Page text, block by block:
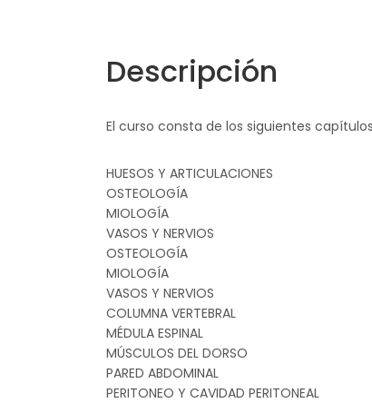
Descripción
El curso consta de los siguientes
HUESOS Y ARTICULACIONES
OSTEOLOGÍA
MIOLOGÍA
VASOS Y NERVIOS
OSTEOLOGÍA
MIOLOGÍA
VASOS Y NERVIOS
COLUMNA VERTEBRAL
MÉDULA ESPINAL
MÚSCULOS DEL DORSO
PARED ABDOMINAL
PERITONEO Y CAVIDAD PERITONEAL